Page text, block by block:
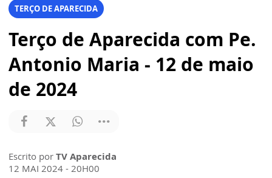
TERÇO DE APARECIDA
Terço de Aparecida com Pe.
Antonio Maria - 12 de maio
de 2024
Escrito por TV Aparecida
12 MAI 2024 - 20H00